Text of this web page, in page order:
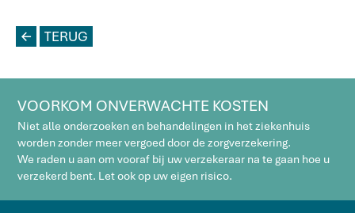
L TERUG
VOORKOM ONVERWACHTE KOSTEN
Niet alle onderzoeken en behandelingen in het ziekenhuis
worden zonder meer vergoed door de zorgverzekering.
We raden u aan om vooraf bij uw verzekeraar na te gaan hoe u
verzekerd bent. Let ook op uw eigen risico.